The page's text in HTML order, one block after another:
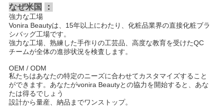
なぜ米国 ：
強力な工場
Vonira Beautyは、15年以上にわたり、化粧品業界の直接化粧ブラ
シバッグ工場です。
強力な工場、熟練した手作りの工芸品、高度な教育を受けたQC
チームが全体の進捗状況を検査します。
OEM / ODM
私たちはあなたの特定のニーズに合わせてカスタマイズすること
ができます。あなたがvonira Beautyとの協力を開始すると、あな
たは得るでしょう
設計から量産、納品までワンストップ。